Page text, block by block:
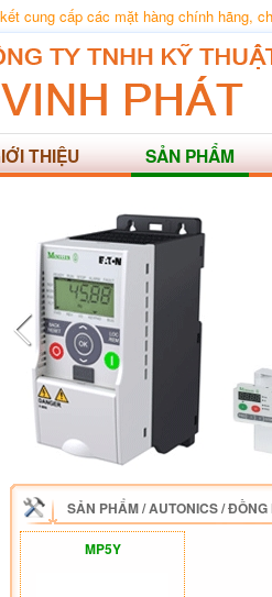
cung cấp các mặt hàng chính hãng,
THIỆU SẢN PHẨM
SẢN PHẨM/AUTONICS/ĐỒNG
MP5Y